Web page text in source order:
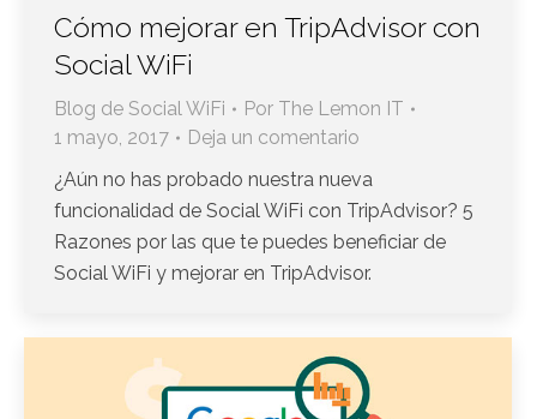
Cómo mejorar en TripAdvisor con
Social WiFi
Blog de Social WiFi Por The Lemon IT
1 mayo, 2017
Deja un comentario
¿Aún no has probado nuestra nueva
funcionalidad de Social WiFi con TripAdvisor? 5
Razones por las que te puedes beneficiar de
Social WiFi y mejorar en TripAdvisor.